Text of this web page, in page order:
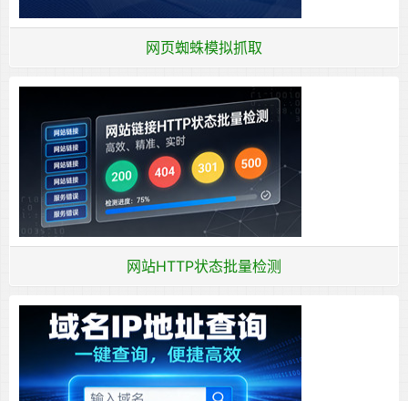
网页蜘蛛模拟抓取
网站HTTP状态批量检测